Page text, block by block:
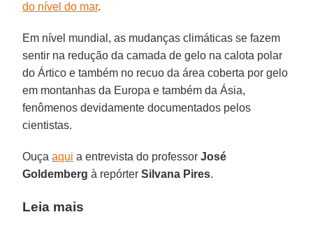
do nível do mar.
Em nível mundial, as mudanças climáticas se fazem
sentir na redução da camada de gelo na calota polar
do Ártico e também no recuo da área coberta por gelo
em montanhas da Europa e também da Ásia,
fenômenos devidamente documentados pelos
cientistas.
Ouçaaqui a entrevista do professorJosé
Goldemberg à repórterSilvana Pires.
Leia mais